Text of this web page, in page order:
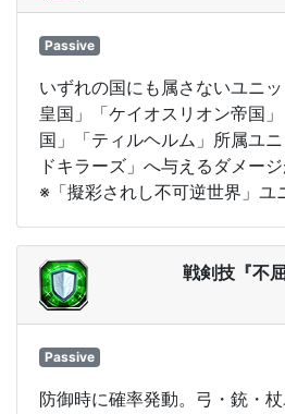
Passive
いずれの国にも属さないユニ
皇国」「ケイオスリオン帝国
国」「ティルヘルム」所属ユ
ドキラーズ」へ与えるダメー
※「擬彩されし不可逆世界」ユ
戦剣技『不屈
Passive
防御時に確率発動。弓・銃・